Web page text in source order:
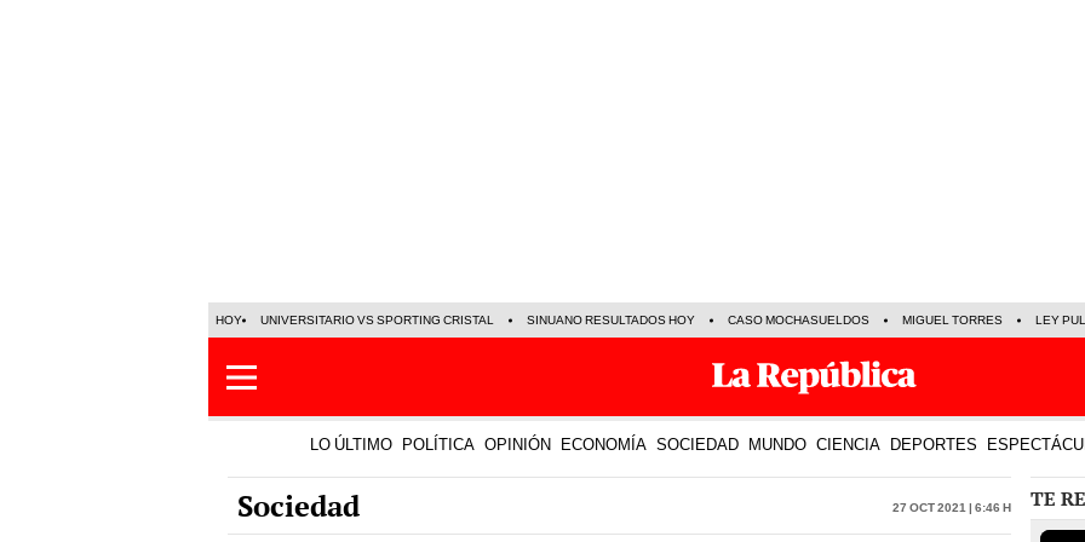
HOY UNIVERSITARIO VS SPORTING CRISTAL SINUANO RESULTADOS HOY CASO MOCHASUELDOS MIGUEL TORRES LEY
LO ÚLTIMO POLÍTICA OPINIÓN ECONOMÍA SOCIEDAD MUNDO CIENCIA DEPORTES
Sociedad 27 Oct 2021 | 6:46 h TE